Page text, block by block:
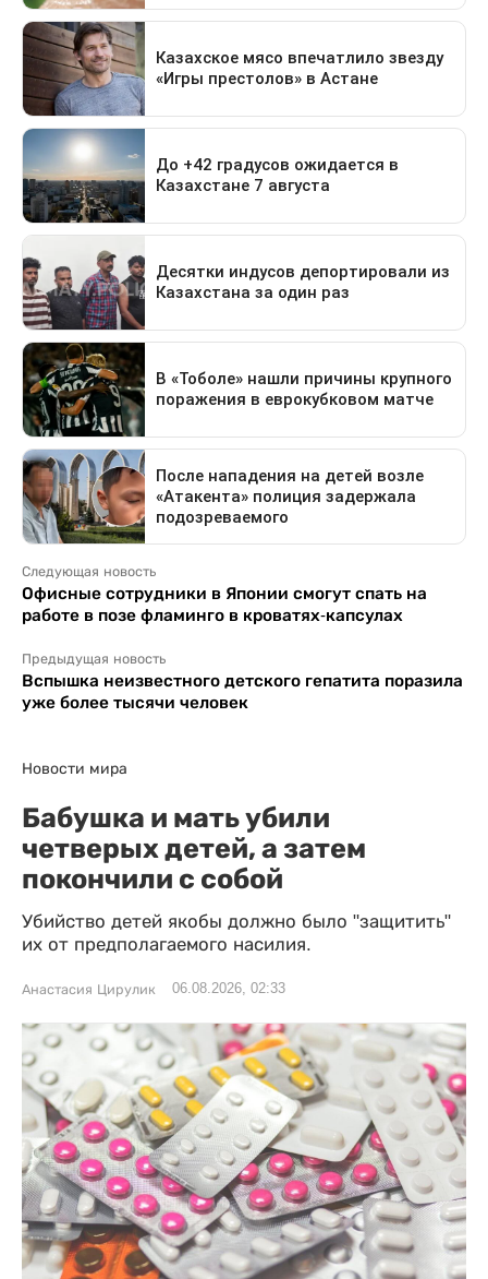
Следующая новость
Офисные сотрудники в Японии смогут спать на
работе в позе фламинго в кроватях-капсулах
Предыдущая новость
Вспышка неизвестного детского гепатита поразила
уже более тысячи человек
Новости мира
Бабушка и мать убили
четверых детей, а затем
покончили с собой
Убийство детей якобы должно было "защитить"
их от предполагаемого насилия.
Анастасия Цирулик 06.08.2026, 02:33